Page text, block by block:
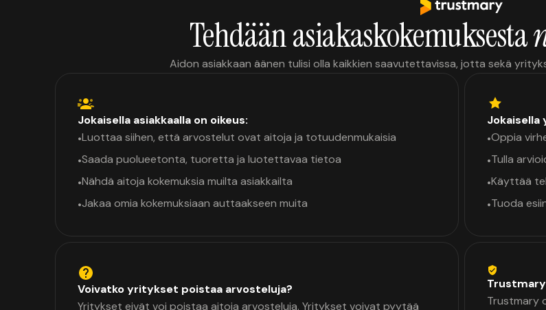
Tehdään asiakaskokemuksesta
Aidon asiakkaan äänen tulisi olla kaikkien saavutettavissa, jotta sekä
Jokaisella asiakkaalla on oikeus:
•Luottaa siihen, että arvostelut ovat aitoja ja totuudenmukaisia
•Saada puolueetonta, tuoretta ja luotettavaa tietoa
•Nähdä aitoja kokemuksia muilta asiakkailta
•Jakaa omia kokemuksiaan auttaakseen muita
Jokaisella
•Oppia
•Tulla
•Käyttää
•Tuoda
Voivatko yritykset poistaa arvosteluja?
Yritykset eivät voi poistaa aitoja arvosteluja. Yritykset voivat pyytää
Trustmary